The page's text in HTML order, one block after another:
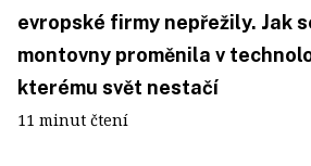
evropské firmy nepřežily. Jak
montovny proměnila v
kterému svět nestačí
11 minut čtení